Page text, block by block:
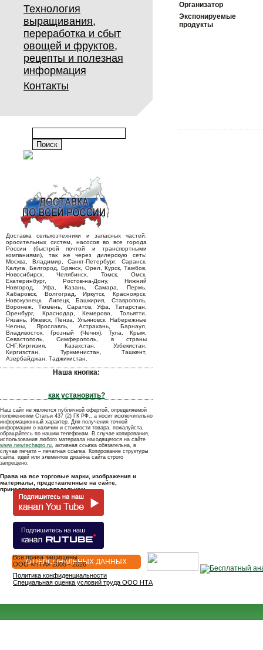
Технология
выращивания,
переработка и сбыт
овощей и фруктов,
рецепты и полезная
информация
Контакты
Доставка сельхозтехники и запасных частей,
оросительных систем, насосов во все города
России (быстрой почтой и транспортными
компаниями), так же через дилерскую сеть:
Москва, Владимир, Санкт-Петербург, Саранск,
Калуга, Белгород, Брянск, Орел, Курск, Тамбов,
Новосибирск, Челябинск, Томск, Омск,
Екатеринбург, Ростов-на-Дону, Нижний
Новгород, Уфа, Казань, Самара, Пермь,
Хабаровск, Волгоград, Иркутск, Красноярск,
Новокузнецк, Липецк, Башкирия, Ставрополь,
Воронеж, Тюмень, Саратов, Уфа, Татарстан,
Оренбург, Краснодар, Кемерово, Тольятти,
Рязань, Ижевск, Пенза, Ульяновск, Набережные
Челны, Ярославль, Астрахань, Барнаул,
Владивосток, Грозный (Чечня), Тула, Крым,
Севастополь, Симферополь, в страны
СНГ:Киргизия, Казахстан, Узбекистан,
Киргизстан, Туркменистан, Ташкент,
Азербайджан, Таджикистан.
Наша кнопка:
как установить?
Наш сайт не является публичной офертой, определяемой
положениями Статьи 437 (2) ГК РФ., а носит исключительно
информационный характер. Для получения точной
информации о наличии и стоимости товара, пожалуйста,
обращайтесь по нашим телефонам. В случае копирования,
использования любого материала находящегося на сайте
www.newtechagro.ru, активная ссылка обязательна, в
случае печати – печатная ссылка. Копирование структуры
сайта, идей или элементов дизайна сайта строго
запрещено.
Права на все торговые марки, изображения и
материалы, представленные на сайте,
принадлежат их владельцам.
Организатор
Экспонируемые
продукты
О ПЕРСОНАЛЬНЫХ ДАННЫХ
Все права защищены
OOO «НТА» 2005 - 2026
Политика конфиденциальности
Специальная оценка условий труда ООО НТА